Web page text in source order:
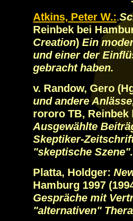
Atkins, Peter W.:.
Reinbek bei
Creation) Ein
und einer der
gebracht haben.
v. Randow, Gero
und andere
rororo TB, Reinbek
Ausgewählte
Skeptiker-
"skeptische Szene".
Platta, Holdger:
Hamburg 1997
Gespräche mit
"alternativen"